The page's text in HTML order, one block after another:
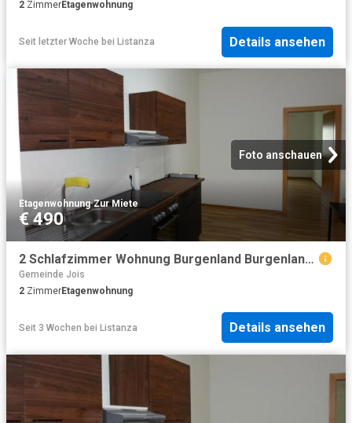
2 ZimmerEtagenwohnung
Seit letzter Woche bei Listanza Details ansehen
Foto anschauen
Etagenwohnung·Zur Miete
€ 490
2 Schlafzimmer Wohnung Burgenland Burgenland 104108624
Gemeinde Jois
2 ZimmerEtagenwohnung
Seit 3 Wochen bei Listanza Details ansehen